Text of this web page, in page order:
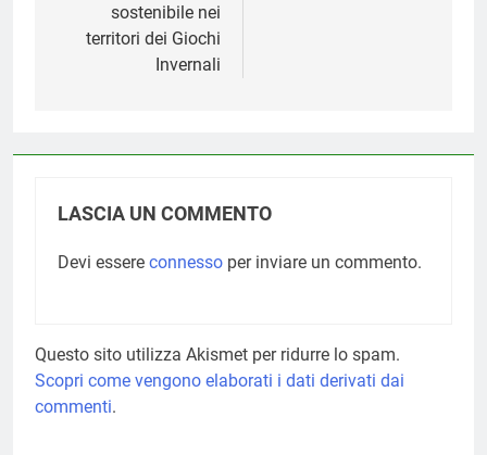
sostenibile nei
territori dei Giochi
Invernali
LASCIA UN COMMENTO
Devi essere connesso per inviare un commento.
Questo sito utilizza Akismet per ridurre lo spam.
Scopri come vengono elaborati i dati derivati dai
commenti.